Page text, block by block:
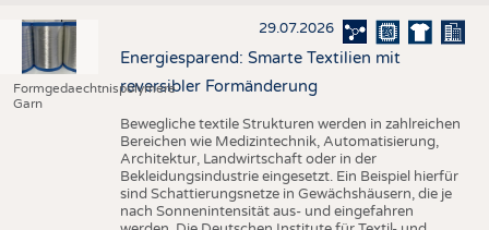
Formgedaechtnispolymere
Garn
29.07.2026
Energiesparend: Smarte Textilien mit
reversibler Formänderung
Bewegliche textile Strukturen werden in zahlreichen
Bereichen wie Medizintechnik, Automatisierung,
Architektur, Landwirtschaft oder in der
Bekleidungsindustrie eingesetzt. Ein Beispiel hierfür
sind Schattierungsnetze in Gewächshäusern, die je
nach Sonnenintensität aus- und eingefahren